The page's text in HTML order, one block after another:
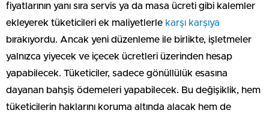
fiyatlarının yanı sıra servis ya da masa ücreti gibi kalemler
ekleyerek tüketicileri ek maliyetlerle karşı karşıya
bırakıyordu. Ancak yeni düzenleme ile birlikte, işletmeler
yalnızca yiyecek ve içecek ücretleri üzerinden hesap
yapabilecek. Tüketiciler, sadece gönüllülük esasına
dayanan bahşiş ödemeleri yapabilecek. Bu değişiklik, hem
tüketicilerin haklarını koruma altında alacak hem de